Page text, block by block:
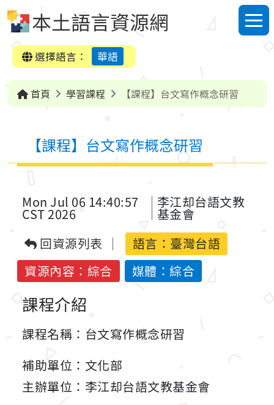
本土語言資源網
選單
選擇語言：
華語
首頁 學習課程 【課程】台文寫作概念研習
【課程】台文寫作概念研習
Mon Jul 06 14:40:57
CST 2026
李江却台語文教
基金會
回資源列表
語言： 臺灣台語
資源內容：綜合
媒體：綜合
課程介紹
課程名稱：台文寫作概念研習
補助單位：文化部
主辦單位：李江却台語文教基金會